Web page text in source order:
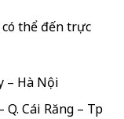
thể đến trực
– Hà Nội
Cái Răng – Tp